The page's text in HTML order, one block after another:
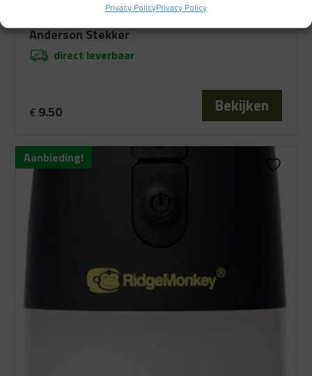
Privacy PolicyPrivacy Policy
Anderson Stekker
direct leverbaar
€ 9.50 Bekijken
Aanbieding!